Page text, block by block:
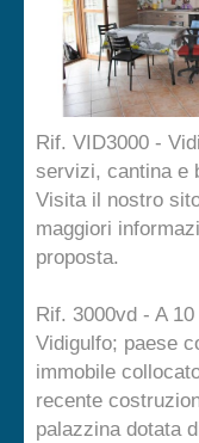
Rif. VID3000 -
servizi, cantina e
Visita il nostro
maggiori
proposta.
Rif. 3000vd - A
Vidigulfo; paese
immobile
recente
palazzina dotata